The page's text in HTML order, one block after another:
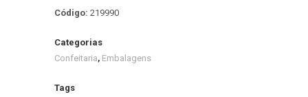
Código: 219990
Categorias
Confeitaria, Embalagens
Tags